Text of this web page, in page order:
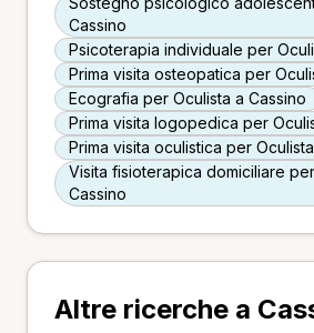
Cassino
Psicoterapia individuale per
Prima visita osteopatica per
Ecografia per Oculista a Cassino
Prima visita logopedica per
Prima visita oculistica per
Visita fisioterapica domiciliare
Cassino
Altre ricerche a